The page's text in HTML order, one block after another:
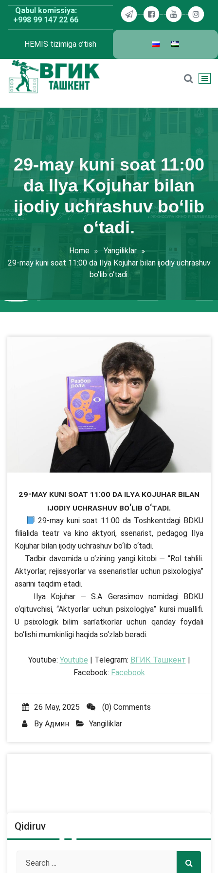
Skip
content
Qabul komissiya:
+998 99 147 22 66
HEMIS tizimiga o’tish
29-may kuni soat 11:00
da Ilya Kojuhar bilan
ijodiy uchrashuv bo‘lib
o‘tadi.
Home
Yangiliklar
29-may kuni soat 11:00 da Ilya Kojuhar bilan ijodiy uchrashuv
bo‘lib o‘tadi.
29-may kuni soat 11:00 da Ilya Kojuhar bilan
ijodiy uchrashuv bo‘lib o‘tadi.
29-may kuni soat 11:00 da Toshkentdagi BDKU
filialida teatr va kino aktyori, ssenarist, pedagog Ilya
Kojuhar bilan ijodiy uchrashuv bo‘lib o‘tadi.
Tadbir davomida u o‘zining yangi kitobi — “Rol tahlili.
Aktyorlar, rejissyorlar va ssenaristlar uchun psixologiya”
asarini taqdim etadi.
Ilya Kojuhar — S.A. Gerasimov nomidagi BDKU
o‘qituvchisi, “Aktyorlar uchun psixologiya” kursi muallifi.
U psixologik bilim san’atkorlar uchun qanday foydali
bo‘lishi mumkinligi haqida so‘zlab beradi.
Youtube: Youtube | Telegram: ВГИК Ташкент |
Facebook: Facebook
26 May, 2025
(0) Comments
By Админ Yangiliklar
Qidiruv